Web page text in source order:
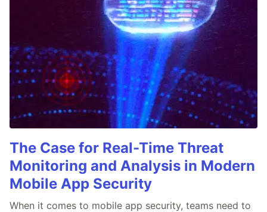
The Case for Real-Time Threat
Monitoring and Analysis in Modern
Mobile App Security
When it comes to mobile app security, teams need to